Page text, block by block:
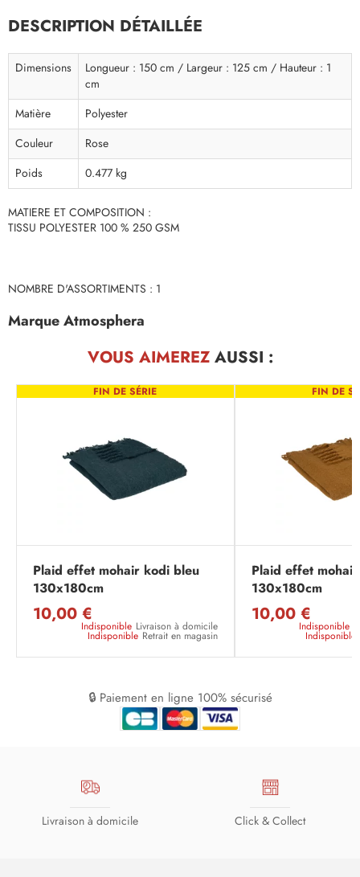
DESCRIPTION DÉTAILLÉE
Dimensions
Longueur : 150 cm / Largeur : 125 cm / Hauteur : 1
cm
Matière
Polyester
Couleur
Rose
Poids
0.477 kg
MATIERE ET COMPOSITION :
TISSU POLYESTER 100 % 250 GSM
NOMBRE D'ASSORTIMENTS : 1
Marque Atmosphera
VOUS AIMEREZAUSSI :
FIN DE SÉRIE
Plaid effet mohair kodi bleu
130x180cm
10,00 €
Indisponible Livraison à domicile
Indisponible Retrait en magasin
FIN DE
Plaid effet
130x180cm
10,00 €
Indisponible
Indisponible
🔒 Paiement en ligne 100% sécurisé
Livraison à domicile Click & Collect